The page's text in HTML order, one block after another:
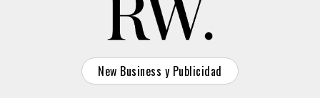
New Business y Publicidad